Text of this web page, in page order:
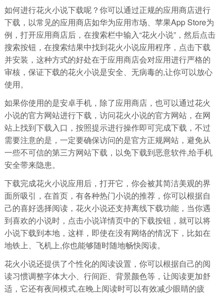
如何进行花火小说下载呢？你可以通过正规的应用商店进行
下载，以常见的应用商店如华为应用市场、苹果App Store为
例，打开应用商店后，在搜索栏中输入“花火小说”，然后点击
搜索按钮，在搜索结果中找到花火小说应用程序，点击下载
并安装，这种方式的好处在于应用商店会对应用进行严格的
审核，保证下载的花火小说是安全、无病毒的,让你可以放心
使用。
如果你使用的是安卓手机，除了应用商店，也可以通过花火
小说的官方网站进行下载，访问花火小说的官方网站，在网
站上找到下载入口，按照提示进行操作即可完成下载，不过
需要注意的是，一定要确保访问的是官方正规网站，避免从
一些不可信的第三方网站下载，以免下载到恶意软件,给手机
安全带来隐患。
下载完成花火小说应用后，打开它，你会被其简洁美观的界
面所吸引，在首页，有各种热门小说的推荐，你可以根据自
己的喜好选择阅读，花火小说还支持离线下载功能，当你遇
到喜欢的小说时，点击小说详情页中的下载按钮，就可以将
小说下载到本地，这样，即使在没有网络的情况下，比如在
地铁上、飞机上,你也能够随时随地畅快阅读。
花火小说还提供了个性化的阅读设置，你可以根据自己的阅
读习惯调整字体大小、行间距、背景颜色等，让阅读更加舒
适，它还有夜间模式,在晚上阅读时可以有效减少眼睛的疲